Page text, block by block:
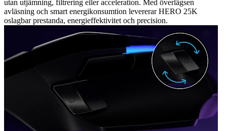
utan utjämning, filtrering eller acceleration. Med överlägsen
avläsning och smart energikonsumtion levererar HERO 25K
oslagbar prestanda, energieffektivitet och precision.